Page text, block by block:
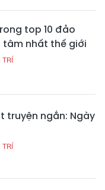
top 10 đảo
nhất thế giới
TRÍ
truyện ngắn: Ngày
TRÍ